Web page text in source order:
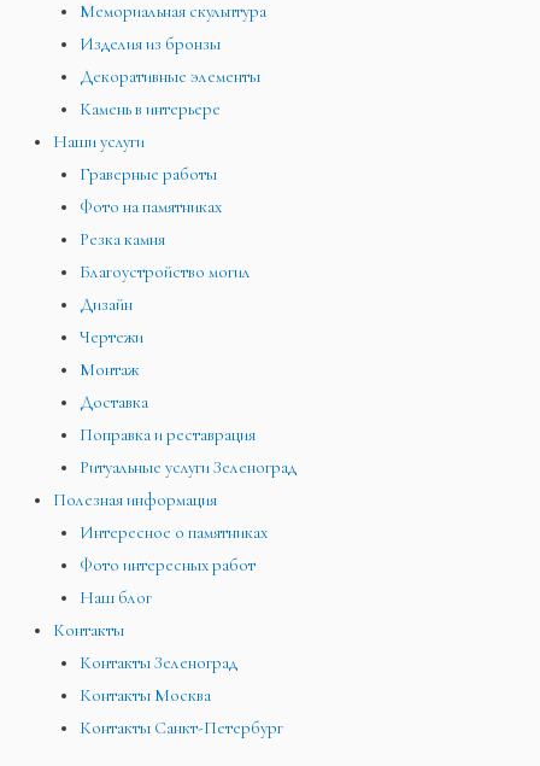
Мемориальная скульптура
Изделия из бронзы
Декоративные элементы
Камень в интерьере
Наши услуги
Граверные работы
Фото на памятниках
Резка камня
Благоустройство могил
Дизайн
Чертежи
Монтаж
Доставка
Поправка и реставрация
Ритуальные услуги Зеленоград
Полезная информация
Интересное о памятниках
Фото интересных работ
Наш блог
Контакты
Контакты Зеленоград
Контакты Москва
Контакты Санкт-Петербург